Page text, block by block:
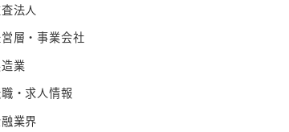
法人
層・事業会社
業
・求人情報
業界